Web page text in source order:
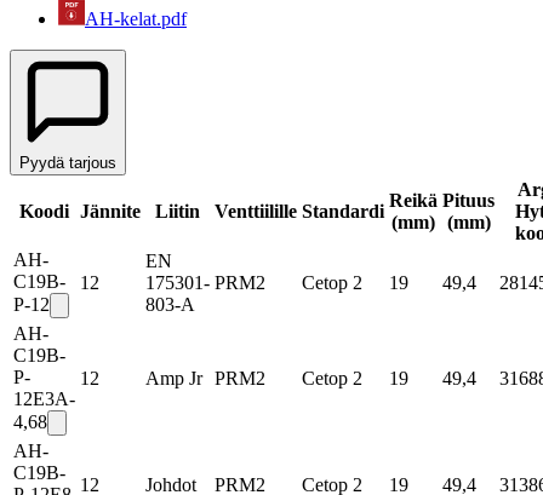
AH-kelat.pdf
Pyydä tarjous
Koodi Jännite Liitin Venttiilille Standardi
Reikä
(mm)
Pituus
(mm)
AH-
C19B-
P-12
12
EN
175301-
803-A
PRM2 Cetop 2 19 49,4
AH-
C19B-
P-
12E3A-
4,68
12 Amp Jr PRM2 Cetop 2 19 49,4
AH-
C19B-
12 Johdot PRM2 Cetop 2 19 49,4